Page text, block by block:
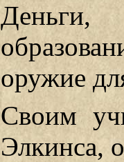
оружие
Своим
Элкинса,